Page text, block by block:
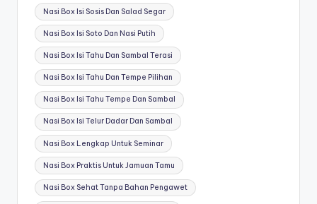
Nasi Box Isi Sosis Dan Salad Segar
Nasi Box Isi Soto Dan Nasi Putih
Nasi Box Isi Tahu Dan Sambal Terasi
Nasi Box Isi Tahu Dan Tempe Pilihan
Nasi Box Isi Tahu Tempe Dan Sambal
Nasi Box Isi Telur Dadar Dan Sambal
Nasi Box Lengkap Untuk Seminar
Nasi Box Praktis Untuk Jamuan Tamu
Nasi Box Sehat Tanpa Bahan Pengawet